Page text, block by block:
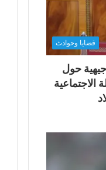
قضايا وحوادث
حول
الاجتماعية